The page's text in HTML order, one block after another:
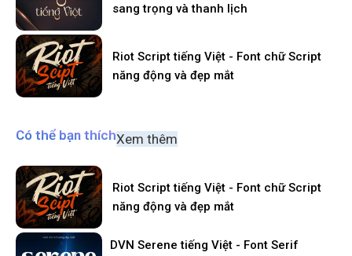
sang trọng và thanh lịch
Riot Script tiếng Việt - Font chữ Script
năng động và đẹp mắt
Có thể bạn thíchXem thêm
Riot Script tiếng Việt - Font chữ Script
năng động và đẹp mắt
DVN Serene tiếng Việt - Font Serif